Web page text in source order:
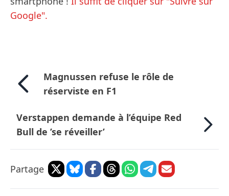
Google".
Magnussen refuse le rôle de
réserviste en F1
Verstappen demande à l’équipe Red
Bull de ’se réveiller’
Partage